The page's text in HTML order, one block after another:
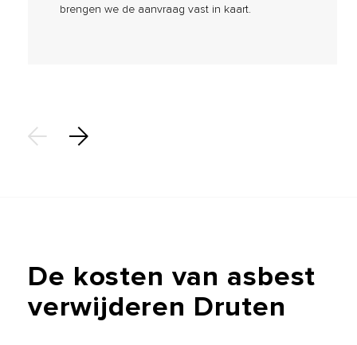
brengen we de aanvraag vast in kaart.
De kosten van asbest
verwijderen Druten